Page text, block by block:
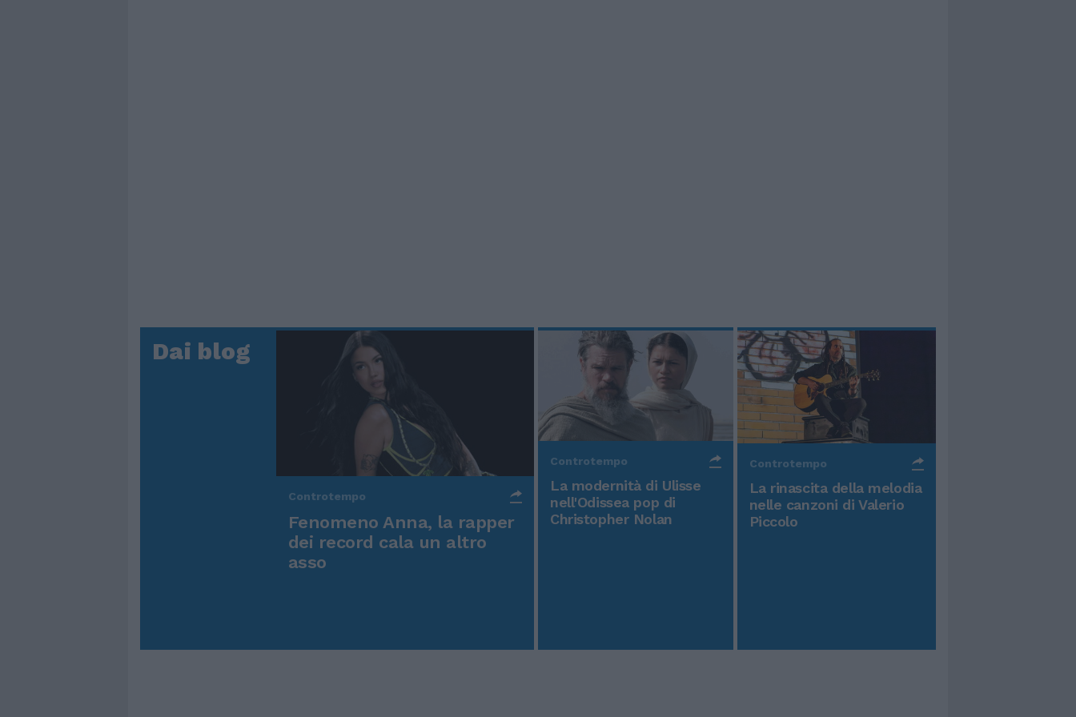
Dai blog
Controtempo
Fenomeno Anna, la rapper
dei record cala un altro
asso
Controtempo
La modernità di Ulisse
nell'Odissea pop di
Christopher Nolan
Controtempo
La rinascita della melodia
nelle canzoni di Valerio
Piccolo